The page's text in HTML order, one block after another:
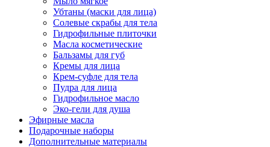
Убтаны (маски для лица)
Солевые скрабы для тела
Гидрофильные плиточки
Масла косметические
Бальзамы для губ
Кремы для лица
Крем-суфле для тела
Пудра для лица
Гидрофильное масло
Эко-гели для душа
Эфирные масла
Подарочные наборы
Дополнительные материалы